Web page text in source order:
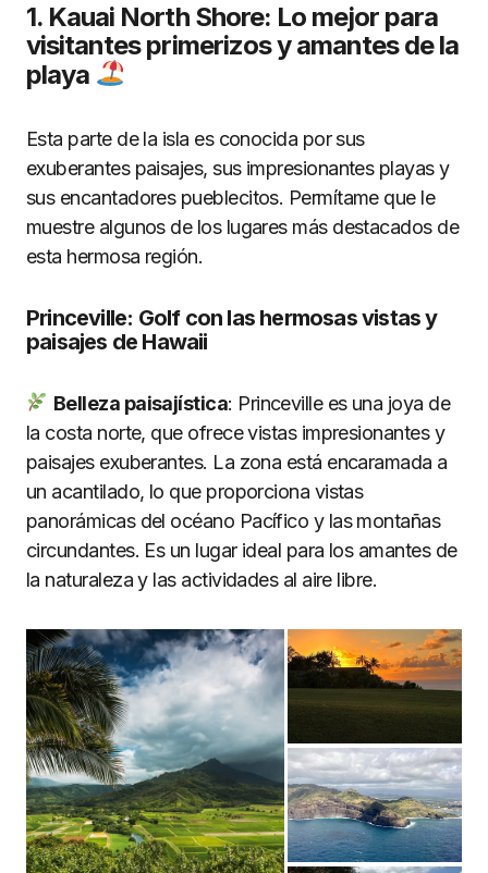
1. Kauai North Shore: Lo mejor para
visitantes primerizos y amantes de la
playa
Esta parte de la isla es conocida por sus
exuberantes paisajes, sus impresionantes playas y
sus encantadores pueblecitos. Permítame que le
muestre algunos de los lugares más destacados de
esta hermosa región.
Princeville: Golf con las hermosas vistas y
paisajes de Hawaii
Belleza paisajística: Princeville es una joya de
la costa norte, que ofrece vistas impresionantes y
paisajes exuberantes. La zona está encaramada a
un acantilado, lo que proporciona vistas
panorámicas del océano Pacífico y las montañas
circundantes. Es un lugar ideal para los amantes de
la naturaleza y las actividades al aire libre.